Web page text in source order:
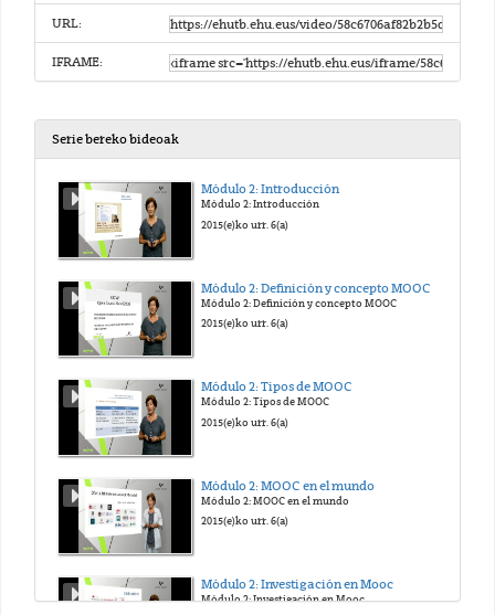
URL:
IFRAME:
Serie bereko bideoak
Módulo 2: Introducción
Módulo 2: Introducción
2015(e)ko urr. 6(a)
Módulo 2: Definición y concepto MOOC
Módulo 2: Definición y concepto MOOC
2015(e)ko urr. 6(a)
Módulo 2: Tipos de MOOC
Módulo 2: Tipos de MOOC
2015(e)ko urr. 6(a)
Módulo 2: MOOC en el mundo
Módulo 2: MOOC en el mundo
2015(e)ko urr. 6(a)
Módulo 2: Investigación en Mooc
Módulo 2: Investigación en Mooc